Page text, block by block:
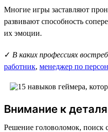
Многие игры заставляют
развивают способность
их эмоции.
✓ В каких профессиях
работник, менеджер по
Внимание к
Решение головоломок, поиск